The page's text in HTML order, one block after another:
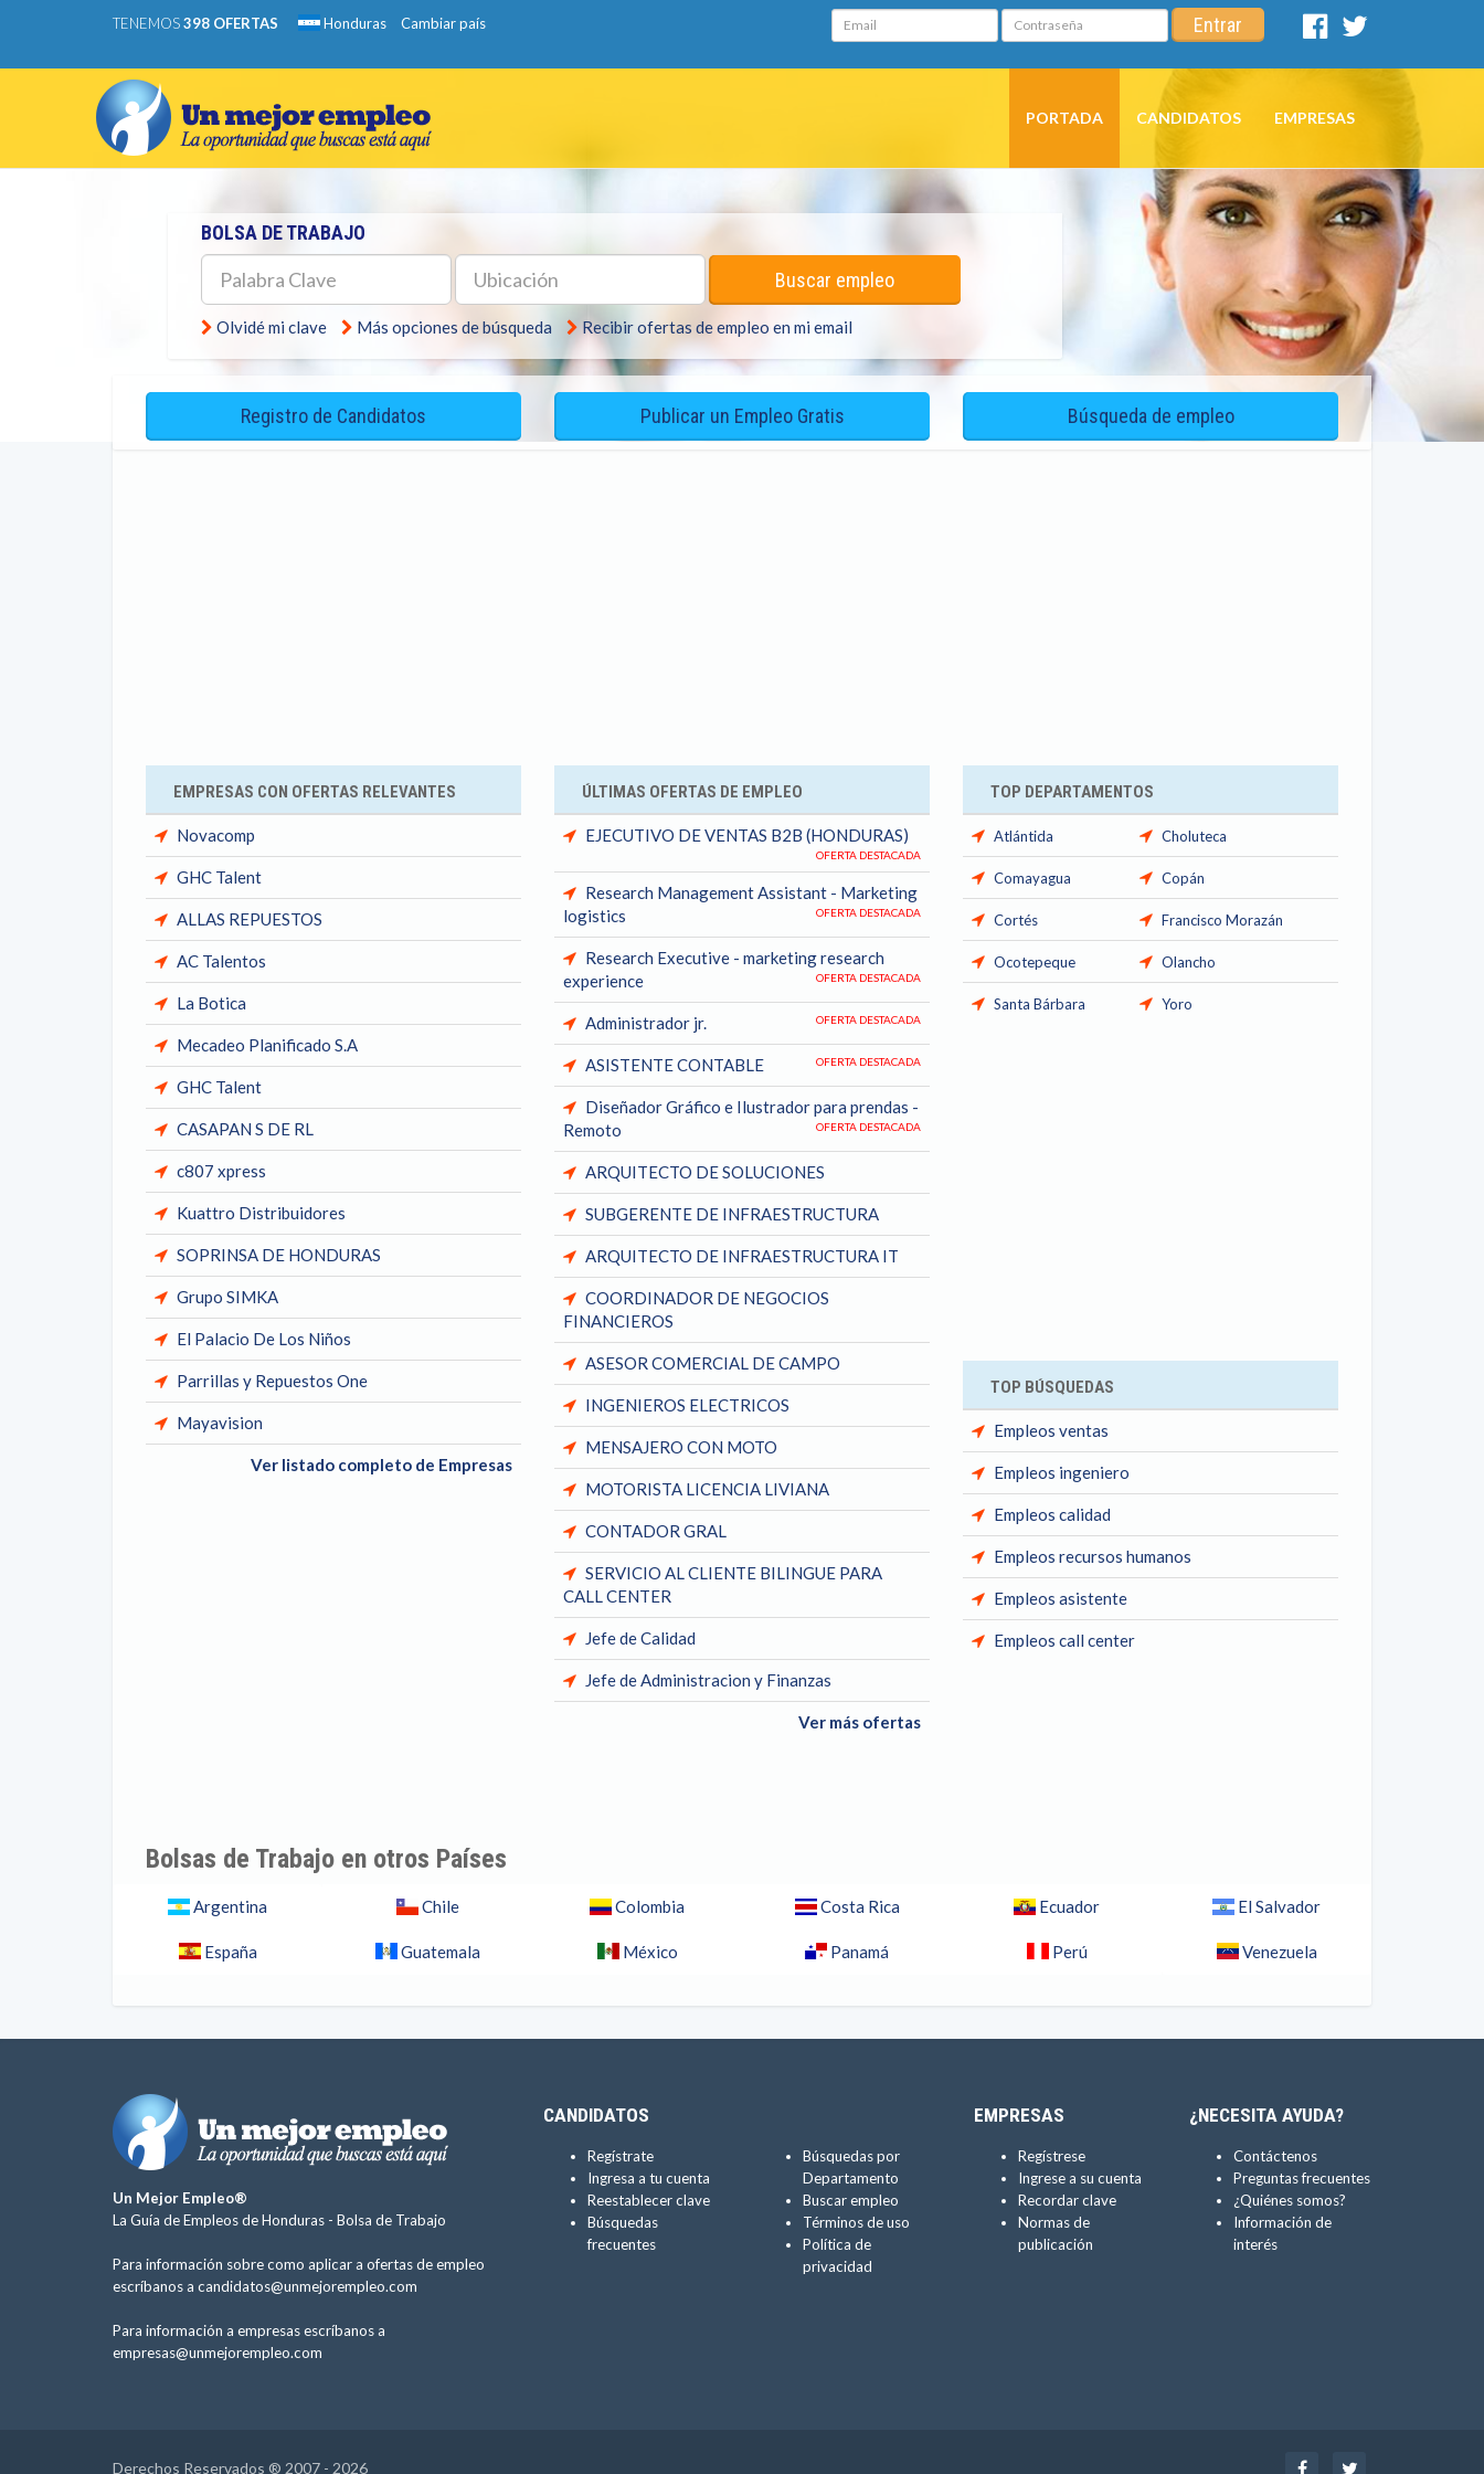
TENEMOS398 OFERTAS Honduras Cambiar país Email Contraseña Entrar
Facebook
PORTADA CANDIDATOS EMPRESAS
BOLSA DE TRABAJO
Palabra
Clave
Ubicación
Buscar empleo
Olvidé mi clave Más opciones de búsqueda Recibir ofertas de empleo en mi email
Registro de Candidatos Publicar un Empleo Gratis Búsqueda de empleo
EMPRESAS CON OFERTAS RELEVANTES
Novacomp
GHC Talent
ALLAS REPUESTOS
AC Talentos
La Botica
Mecadeo Planificado S.A
GHC Talent
CASAPAN S DE RL
c807 xpress
Kuattro Distribuidores
SOPRINSA DE HONDURAS
Grupo SIMKA
El Palacio De Los Niños
Parrillas y Repuestos One
Mayavision
Ver listado completo de Empresas
ÚLTIMAS OFERTAS DE EMPLEO
EJECUTIVO DE VENTAS B2B (HONDURAS)
OFERTA DESTACADA
Research Management Assistant - Marketing
logistics
OFERTA DESTACADA
Research Executive - marketing research
experience
OFERTA DESTACADA
Administrador jr. OFERTA DESTACADA
ASISTENTE CONTABLE OFERTA DESTACADA
Diseñador Gráfico e Ilustrador para prendas -
Remoto
OFERTA DESTACADA
ARQUITECTO DE SOLUCIONES
SUBGERENTE DE INFRAESTRUCTURA
ARQUITECTO DE INFRAESTRUCTURA IT
COORDINADOR DE NEGOCIOS
FINANCIEROS
ASESOR COMERCIAL DE CAMPO
INGENIEROS ELECTRICOS
MENSAJERO CON MOTO
MOTORISTA LICENCIA LIVIANA
CONTADOR GRAL
SERVICIO AL CLIENTE BILINGUE PARA
CALL CENTER
Jefe de Calidad
Jefe de Administracion y Finanzas
Ver más ofertas
TOP DEPARTAMENTOS
Atlántida Choluteca
Comayagua Copán
Cortés Francisco Morazán
Ocotepeque Olancho
Santa Bárbara Yoro
TOP BÚSQUEDAS
Empleos ventas
Empleos ingeniero
Empleos calidad
Empleos recursos humanos
Empleos asistente
Empleos call center
Bolsas de Trabajo en otros Países
Argentina Chile Colombia Costa Rica Ecuador El Salvador
España Guatemala México Panamá Perú Venezuela
Un Mejor Empleo®
La Guía de Empleos de Honduras - Bolsa de Trabajo
Para información sobre como aplicar a ofertas de empleo
escríbanos a candidatos@unmejorempleo.com
Para información a empresas escríbanos a
empresas@unmejorempleo.com
CANDIDATOS
Regístrate
Ingresa a tu cuenta
Reestablecer clave
Búsquedas
frecuentes
Búsquedas por
Departamento
Buscar empleo
Términos de uso
Política de
privacidad
EMPRESAS
Regístrese
Ingrese a su cuenta
Recordar clave
Normas de
publicación
¿NECESITA AYUDA?
Contáctenos
Preguntas frecuentes
¿Quiénes somos?
Información de
interés
Derechos Reservados ® 2007 - 2026 FacebookTwitter